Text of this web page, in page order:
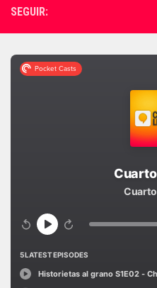
SEGUIR: